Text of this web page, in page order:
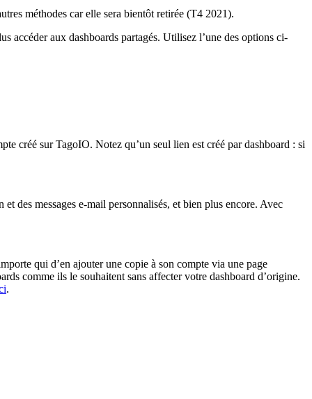
méthodes car elle sera bientôt retirée (T4 2021).
accéder aux dashboards partagés. Utilisez l’une des options ci-
créé sur TagoIO. Notez qu’un seul lien est créé par dashboard : si
des messages e-mail personnalisés, et bien plus encore. Avec
qui d’en ajouter une copie à son compte via une page
comme ils le souhaitent sans affecter votre dashboard d’origine.
.